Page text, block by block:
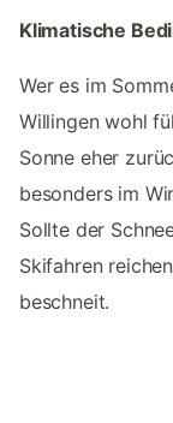
Klimatische
Wer es im
Willingen wohl
Sonne eher
besonders im
Sollte der
Skifahren
beschneit.